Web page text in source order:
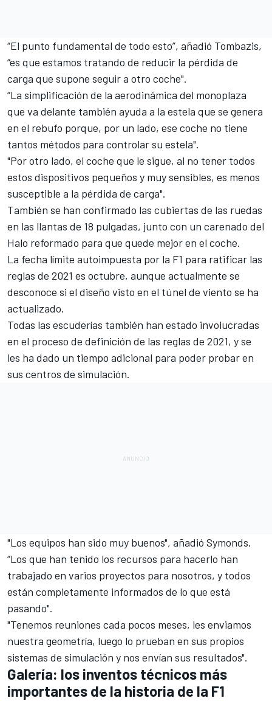
“El punto fundamental de todo esto”, añadió Tombazis,
“es que estamos tratando de reducir la pérdida de
carga que supone seguir a otro coche".
“La simplificación de la aerodinámica del monoplaza
que va delante también ayuda a la estela que se genera
en el rebufo porque, por un lado, ese coche no tiene
tantos métodos para controlar su estela".
"Por otro lado, el coche que le sigue, al no tener todos
estos dispositivos pequeños y muy sensibles, es menos
susceptible a la pérdida de carga".
También se han confirmado las cubiertas de las ruedas
en las llantas de 18 pulgadas, junto con un carenado del
Halo reformado para que quede mejor en el coche.
La fecha límite autoimpuesta por la F1 para ratificar las
reglas de 2021 es octubre, aunque actualmente se
desconoce si el diseño visto en el túnel de viento se ha
actualizado.
Todas las escuderías también han estado involucradas
en el proceso de definición de las reglas de 2021, y se
les ha dado un tiempo adicional para poder probar en
sus centros de simulación.
"Los equipos han sido muy buenos", añadió Symonds.
“Los que han tenido los recursos para hacerlo han
trabajado en varios proyectos para nosotros, y todos
están completamente informados de lo que está
pasando".
"Tenemos reuniones cada pocos meses, les enviamos
nuestra geometría, luego lo prueban en sus propios
sistemas de simulación y nos envían sus resultados".
Galería: los inventos técnicos más
importantes de la historia de la F1